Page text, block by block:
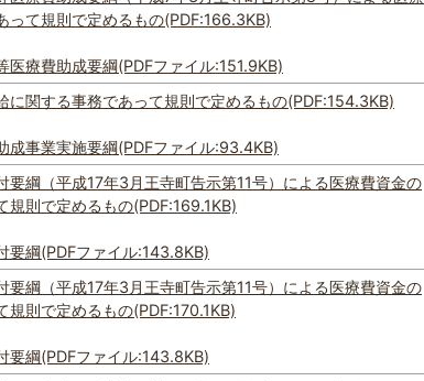
って規則で定めるもの(PDF:166.3KB)
医療費助成要綱(PDFファイル:151.9KB)
に関する事務であって規則で定めるもの(PDF:154.3KB)
成事業実施要綱(PDFファイル:93.4KB)
要綱（平成17年3月王寺町告示第11号）による医療費資金の
規則で定めるもの(PDF:169.1KB)
要綱(PDFファイル:143.8KB)
要綱（平成17年3月王寺町告示第11号）による医療費資金の
規則で定めるもの(PDF:170.1KB)
要綱(PDFファイル:143.8KB)